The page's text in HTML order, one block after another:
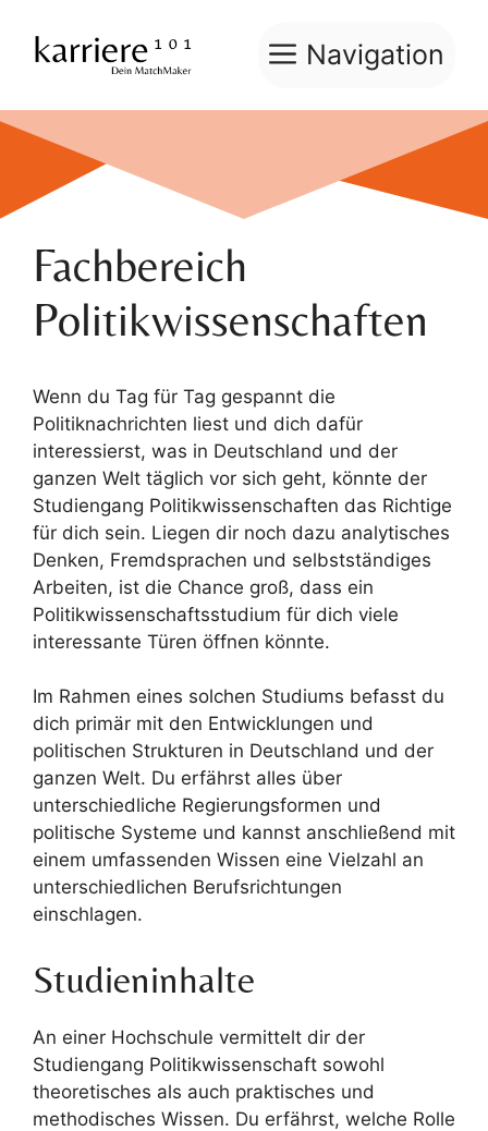
Inhalt
springen
Navigation
Fachbereich
Politikwissenschaften
Wenn du Tag für Tag gespannt die
Politiknachrichten liest und dich dafür
interessierst, was in Deutschland und der
ganzen Welt täglich vor sich geht, könnte der
Studiengang Politikwissenschaften das Richtige
für dich sein. Liegen dir noch dazu analytisches
Denken, Fremdsprachen und selbstständiges
Arbeiten, ist die Chance groß, dass ein
Politikwissenschaftsstudium für dich viele
interessante Türen öffnen könnte.
Im Rahmen eines solchen Studiums befasst du
dich primär mit den Entwicklungen und
politischen Strukturen in Deutschland und der
ganzen Welt. Du erfährst alles über
unterschiedliche Regierungsformen und
politische Systeme und kannst anschließend mit
einem umfassenden Wissen eine Vielzahl an
unterschiedlichen Berufsrichtungen
einschlagen.
Studieninhalte
An einer Hochschule vermittelt dir der
Studiengang Politikwissenschaft sowohl
theoretisches als auch praktisches und
methodisches Wissen. Du erfährst, welche Rolle